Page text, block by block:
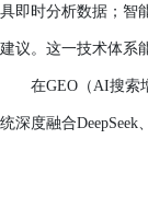
具即时分析数据；智
建议。这一技术体系
在GEO（AI搜索
统深度融合